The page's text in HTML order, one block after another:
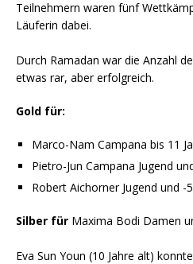
Teilnehmern waren fünf
Läuferin dabei.
Durch Ramadan war die Anzahl
etwas rar, aber erfolgreich.
Gold für:
Marco-Nam Campana bis 11
Pietro-Jun Campana Jugend
Robert Aichorner Jugend und -
Silber für Maxima Bodi Damen
Eva Sun Youn (10 Jahre alt)